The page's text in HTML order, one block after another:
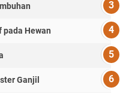
Hewan
Ganjil